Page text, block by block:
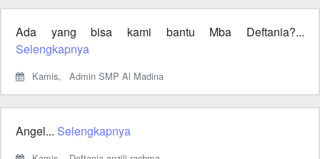
Ada yang bisa kami bantu Mba Deftania?...
Selengkapnya
Kamis, Admin SMP Al Madina
Angel... Selengkapnya